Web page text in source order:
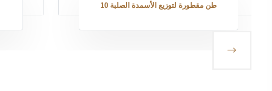
10 طن مقطورة لتوزيع الأسمدة الصلبة